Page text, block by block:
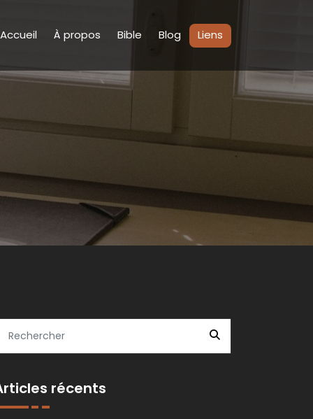
Accueil À propos Bible Blog Liens
récents